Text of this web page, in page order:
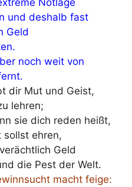
und deshalb fast
Geld
noch weit von
dir Mut und Geist,
lehren;
sie dich reden heißt,
sollst ehren,
Geld
die Pest der Welt.
macht feige: